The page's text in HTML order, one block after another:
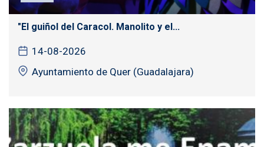
"El guiñol del Caracol. Manolito y el...
14-08-2026
Ayuntamiento de Quer (Guadalajara)